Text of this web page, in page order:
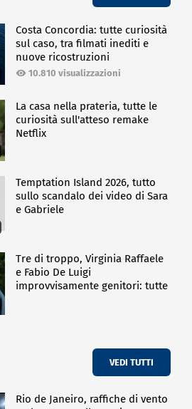
Costa Concordia: tutte curiosità
sul caso, tra filmati inediti e
nuove ricostruzioni
10.810 visualizzazioni
La casa nella prateria, tutte le
curiosità sull'atteso remake
Netflix
Temptation Island 2026, tutto
sullo scandalo dei video di Sara
e Gabriele
Tre di troppo, Virginia Raffaele
e Fabio De Luigi
improvvisamente genitori: tutte
VEDI TUTTI
Rio de Janeiro, raffiche di vento